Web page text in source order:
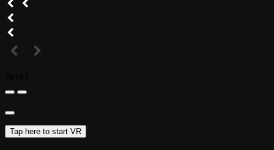
что также притягивает к себе
внимание гостя, заставляя его